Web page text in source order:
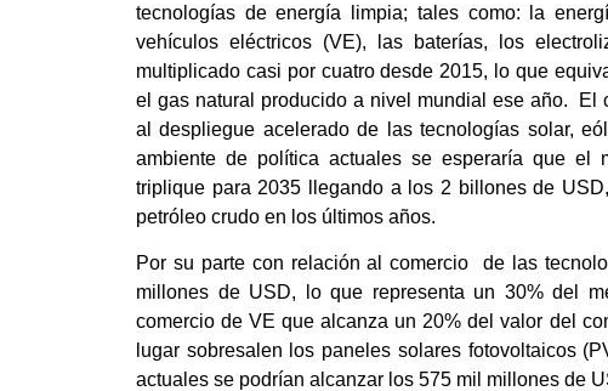
tecnologías de energía limpia; tales como: la
vehículos eléctricos (VE), las baterías, los
multiplicado casi por cuatro desde 2015, lo que
el gas natural producido a nivel mundial ese año. El
al despliegue acelerado de las tecnologías solar,
ambiente de política actuales se esperaría que el
triplique para 2035 llegando a los 2 billones de
petróleo crudo en los últimos años.
Por su parte con relación al comercio de las
millones de USD, lo que representa un 30% del
comercio de VE que alcanza un 20% del valor del
lugar sobresalen los paneles solares fotovoltaicos
actuales se podrían alcanzar los 575 mil millones de